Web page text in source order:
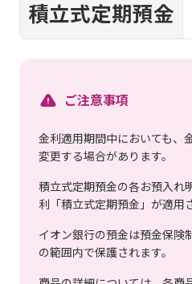
積立式定期預金
ご注意事項
金利適用期間中においても、
変更する場合があります。
積立式定期預金の各お預入れ
利「積立式定期預金」が適用
イオン銀行の預金は預金保険
の範囲内で保護されます。